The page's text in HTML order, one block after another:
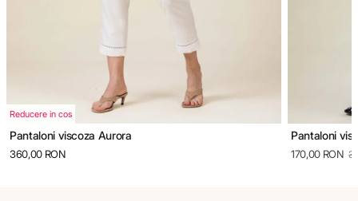
Reducere in cos
Pantaloni viscoza Aurora
360,00 RON
Pantaloni
170,00 RON